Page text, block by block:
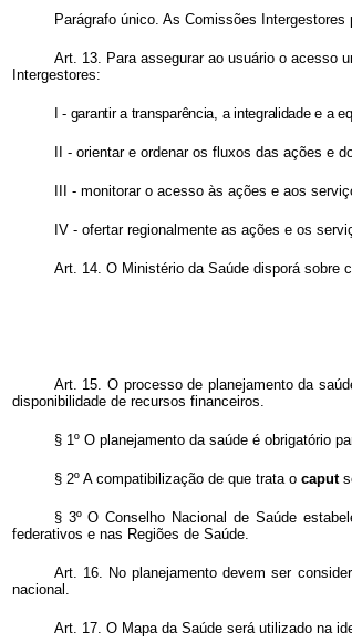
Parágrafo único. As Comissões
Art. 13. Para assegurar ao usuário o acesso
Intergestores:
I - garantir a transparência, a integralidade e a
II - orientar e ordenar os fluxos das ações e
III - monitorar o acesso às ações e aos
IV - ofertar regionalmente as ações e os
Art. 14. O Ministério da Saúde disporá sobre
Art. 15. O processo de planejamento da
disponibilidade de recursos financeiros.
§ 1º O planejamento da saúde é obrigatório
§ 2º A compatibilização de que trata o caput
§ 3º O Conselho Nacional de Saúde
federativos e nas Regiões de Saúde.
Art. 16. No planejamento devem ser
nacional.
Art. 17. O Mapa da Saúde será utilizado na